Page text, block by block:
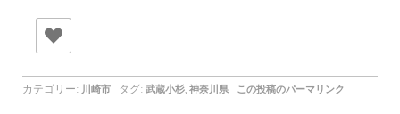
カテゴリー: 川崎市 タグ: 武蔵小杉 神奈川県 この投稿のパーマリンク